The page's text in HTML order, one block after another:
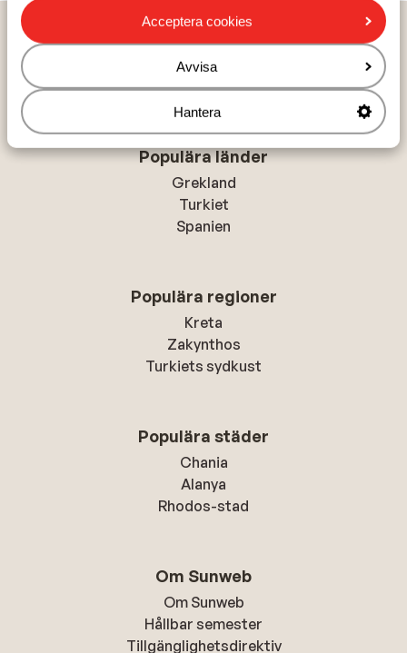
Acceptera cookies
Avvisa
Hantera
Hem Kroatien
Dalmatia
Brac Island - Postira
Populära länder
Grekland
Turkiet
Spanien
Populära regioner
Kreta
Zakynthos
Turkiets sydkust
Populära städer
Chania
Alanya
Rhodos-stad
Om Sunweb
Om Sunweb
Hållbar semester
Tillgänglighetsdirektiv